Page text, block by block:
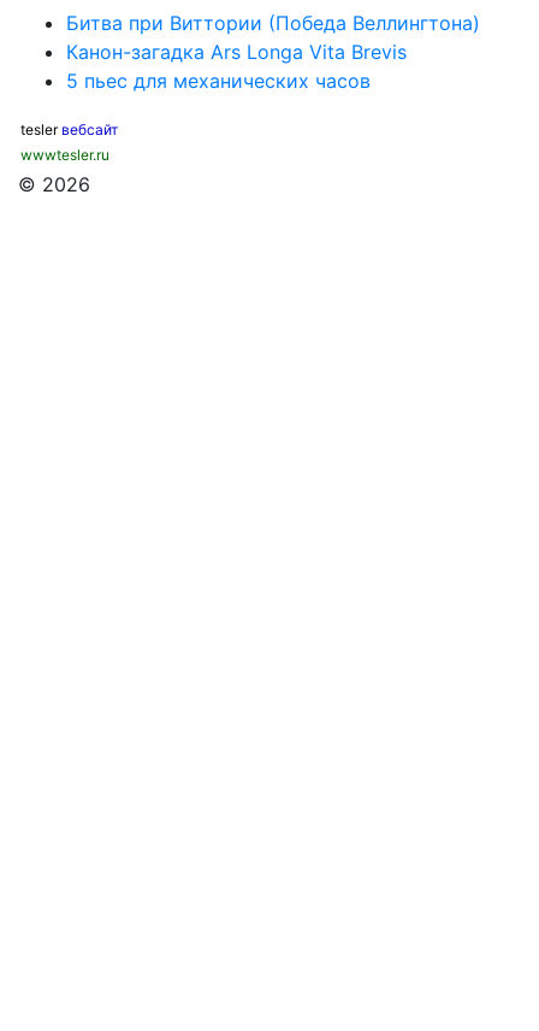
Битва при Виттории (Победа Веллингтона)
Канон-загадка Ars Longa Vita Brevis
5 пьес для механических часов
tesler вебсайт
wwwtesler.ru
© 2026